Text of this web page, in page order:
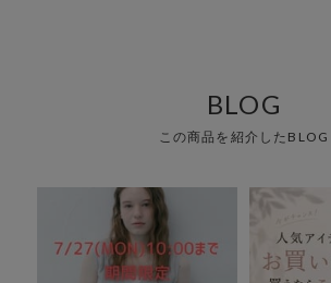
BLOG
この商品を紹介したBLOG